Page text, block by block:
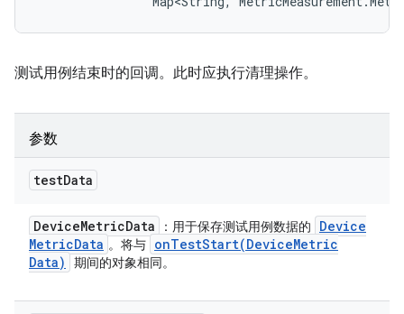
测试用例结束时的回调。此时应执行清理操作。
参数
testData
DeviceMetricData ：用于保存测试用例数据的
Device
MetricData 。将与 onTestStart(DeviceMetric
Data)
期间的对象相同。